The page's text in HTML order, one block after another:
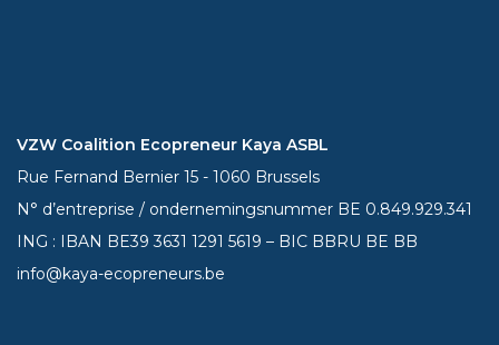
VZW Coalition Ecopreneur Kaya ASBL
Rue Fernand Bernier 15 - 1060 Brussels
N° d’entreprise / ondernemingsnummer BE 0.849.929.341
ING : IBAN BE393631 1291 5619 – BIC BBRU BE BB
info@kaya-ecopreneurs.be